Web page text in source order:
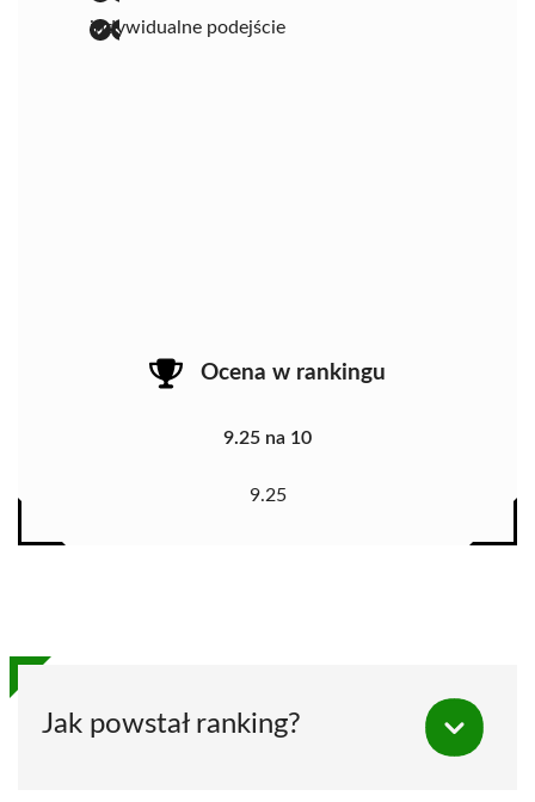
indywidualne podejście
Ocena w rankingu
9.25 na 10
9.25
Jak powstał ranking?